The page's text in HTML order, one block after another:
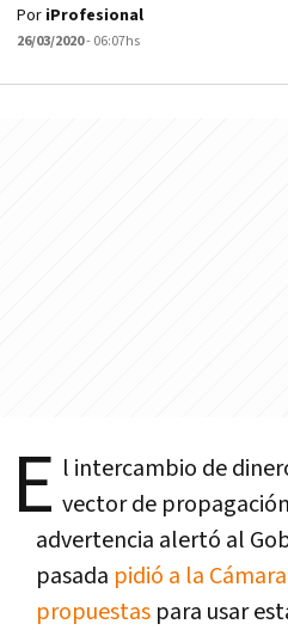
Por iProfesional
26/03/2020- 06:07hs
E l intercambio de
vector de
advertencia alertó al
pasada pidió a la
propuestas para usar